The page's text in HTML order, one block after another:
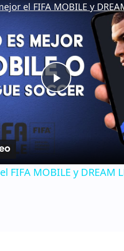
Play
FIFA MOBILE y DREAM